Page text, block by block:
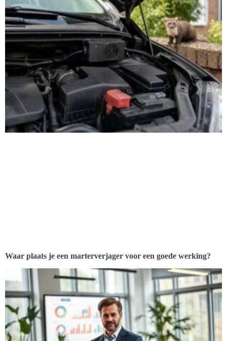
Waar plaats je een marterverjager voor een goede werking?